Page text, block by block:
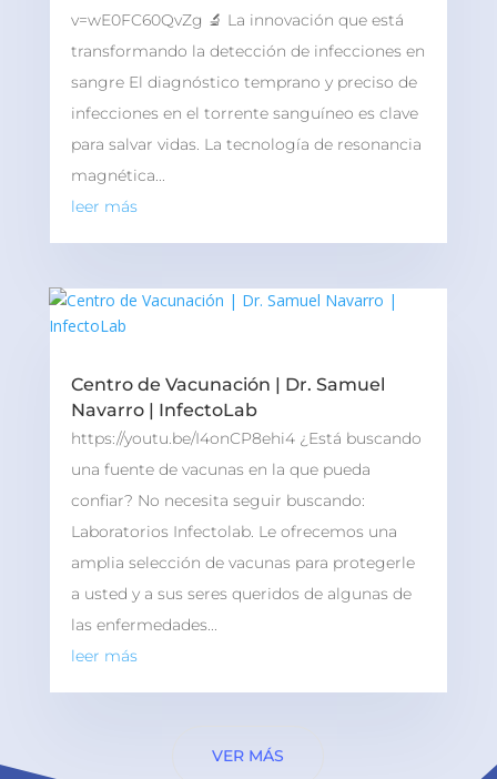
v=wE0FC60QvZg 🔬 La innovación que está
transformando la detección de infecciones en
sangre El diagnóstico temprano y preciso de
infecciones en el torrente sanguíneo es clave
para salvar vidas. La tecnología de resonancia
magnética...
leer más
Centro de Vacunación | Dr. Samuel
Navarro | InfectoLab
https://youtu.be/I4onCP8ehi4 ¿Está buscando
una fuente de vacunas en la que pueda
confiar? No necesita seguir buscando:
Laboratorios Infectolab. Le ofrecemos una
amplia selección de vacunas para protegerle
a usted y a sus seres queridos de algunas de
las enfermedades...
leer más
VER MÁS